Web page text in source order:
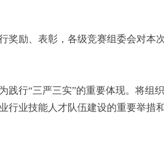
奖励、表彰，各级竞赛组委会对本
践行“三严三实”的重要体现。将
行业技能人才队伍建设的重要举